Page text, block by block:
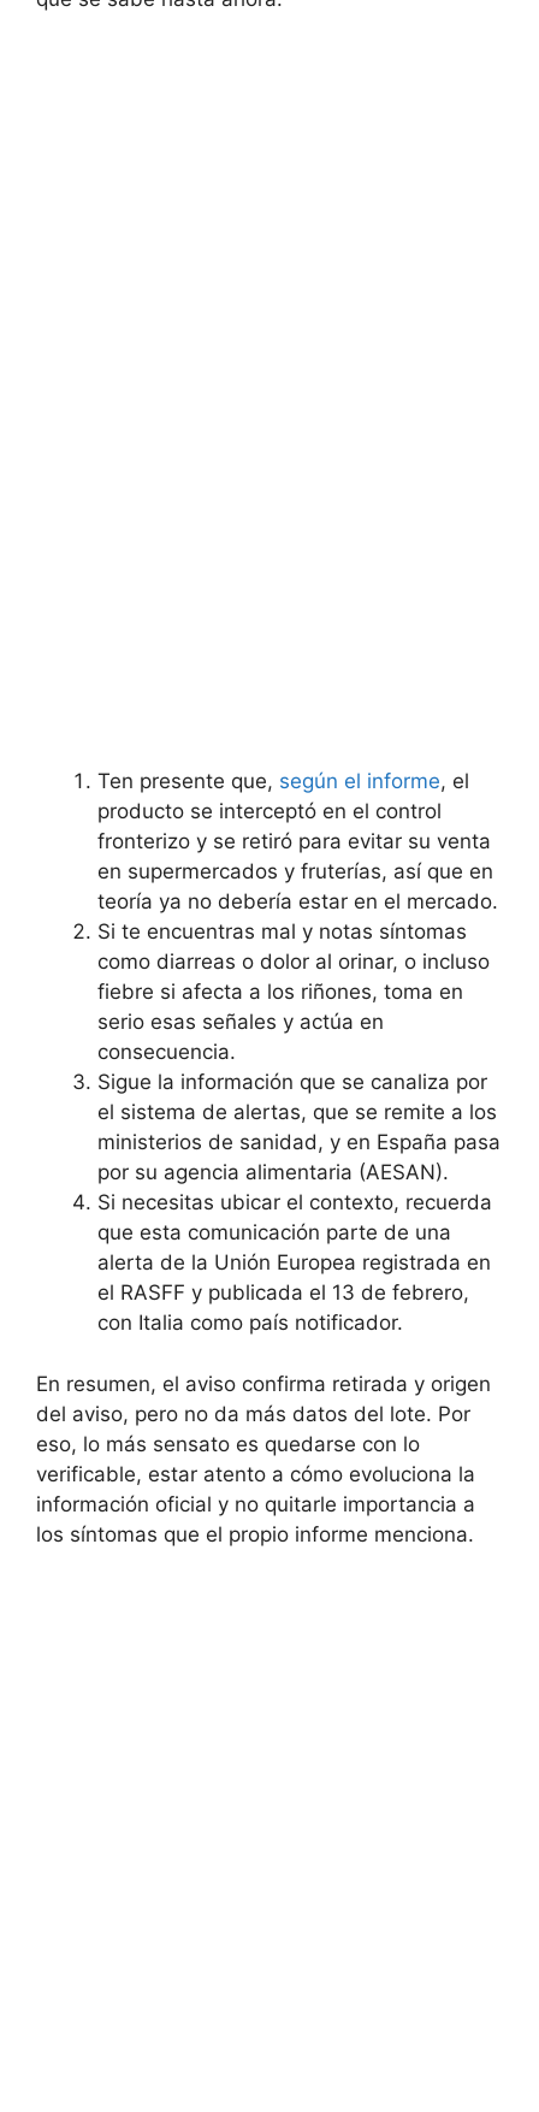
Ten presente que, según el informe, el
producto se interceptó en el control
fronterizo y se retiró para evitar su venta
en supermercados y fruterías, así que en
teoría ya no debería estar en el mercado.
Si te encuentras mal y notas síntomas
como diarreas o dolor al orinar, o incluso
fiebre si afecta a los riñones, toma en
serio esas señales y actúa en
consecuencia.
Sigue la información que se canaliza por
el sistema de alertas, que se remite a los
ministerios de sanidad, y en España pasa
por su agencia alimentaria (AESAN).
Si necesitas ubicar el contexto, recuerda
que esta comunicación parte de una
alerta de la Unión Europea registrada en
el RASFF y publicada el 13 de febrero,
con Italia como país notificador.
En resumen, el aviso confirma retirada y origen
del aviso, pero no da más datos del lote. Por
eso, lo más sensato es quedarse con lo
verificable, estar atento a cómo evoluciona la
información oficial y no quitarle importancia a
los síntomas que el propio informe menciona.